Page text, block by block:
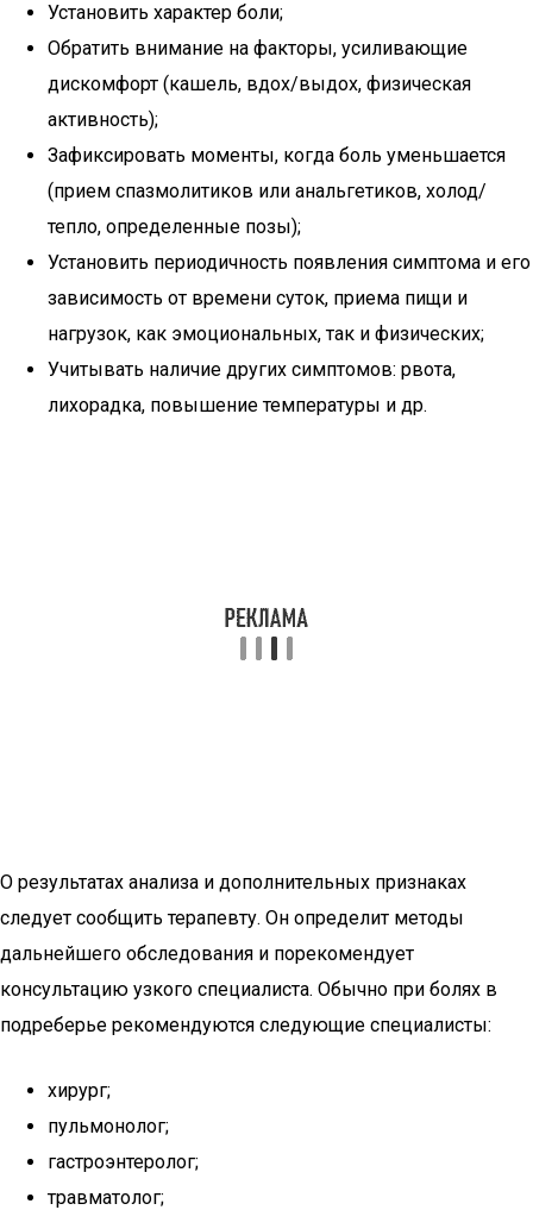
Установить характер боли;
Обратить внимание на факторы, усиливающие
дискомфорт (кашель, вдох/выдох, физическая
активность);
Зафиксировать моменты, когда боль уменьшается
(прием спазмолитиков или анальгетиков, холод/
тепло, определенные позы);
Установить периодичность появления симптома и его
зависимость от времени суток, приема пищи и
нагрузок, как эмоциональных, так и физических;
Учитывать наличие других симптомов: рвота,
лихорадка, повышение температуры и др.
О результатах анализа и дополнительных признаках
следует сообщить терапевту. Он определит методы
дальнейшего обследования и порекомендует
консультацию узкого специалиста. Обычно при болях в
подреберье рекомендуются следующие специалисты:
хирург;
пульмонолог;
гастроэнтеролог;
травматолог;